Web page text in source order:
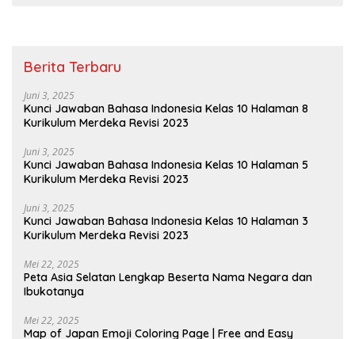
Berita Terbaru
Juni 3, 2025
Kunci Jawaban Bahasa Indonesia Kelas 10 Halaman 8
Kurikulum Merdeka Revisi 2023
Juni 3, 2025
Kunci Jawaban Bahasa Indonesia Kelas 10 Halaman 5
Kurikulum Merdeka Revisi 2023
Juni 3, 2025
Kunci Jawaban Bahasa Indonesia Kelas 10 Halaman 3
Kurikulum Merdeka Revisi 2023
Mei 22, 2025
Peta Asia Selatan Lengkap Beserta Nama Negara dan
Ibukotanya
Mei 22, 2025
Map of Japan Emoji Coloring Page | Free and Easy